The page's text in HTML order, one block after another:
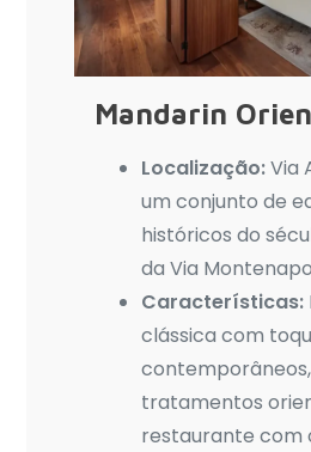
Mandarin
Localização:Via
um conjunto de
históricos do
da Via
Características:
clássica com
tratamentos
restaurante com